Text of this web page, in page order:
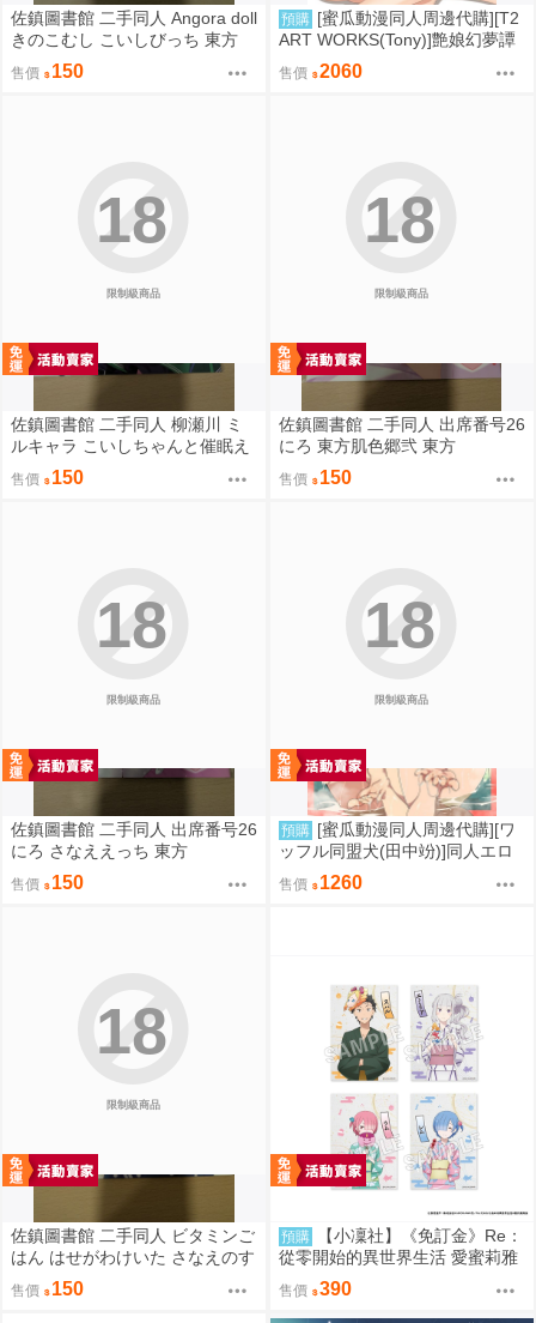
佐鎮圖書館 二手同人 Angora doll
きのこむし こいしびっち 東方
售價 150
預購 [蜜瓜動漫同人周邊代購][T2
ART WORKS(Tony)]艶娘幻夢譚
【プレイマット】(同人誌)
售價 2060
限制級商品
18
佐鎮圖書館 二手同人 柳瀬川 ミ
ルキャラ こいしちゃんと催眠え
っち 2 東方
售價 150
限制級商品
18
佐鎮圖書館 二手同人 出席番号26
にろ 東方肌色郷弐 東方
售價 150
限制級商品
18
佐鎮圖書館 二手同人 出席番号26
にろ さなええっち 東方
售價 150
限制級商品
18
預購 [蜜瓜動漫同人周邊代購][ワ
ッフル同盟犬(田中竕)]同人エロ
ゲ転生2上～発動!ヌルヌルスケ
ベスキル【A5アクリルフィギュ
售價 1260
限制級商品
18
佐鎮圖書館 二手同人 ビタミンご
はん はせがわけいた さなえのす
きはとどまらずっ 東方
售價 150
預購
【小凜社】《免訂金》Re：
從零開始的異世界生活 愛蜜莉雅
拉姆 雷姆 お祭り ver. 和服 生寫
真卡片套組
售價 390